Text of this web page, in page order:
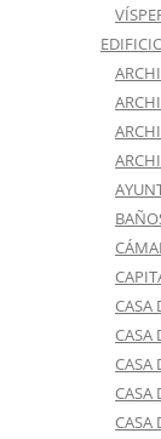
CASA
CASA
CASA
CASA
CASA